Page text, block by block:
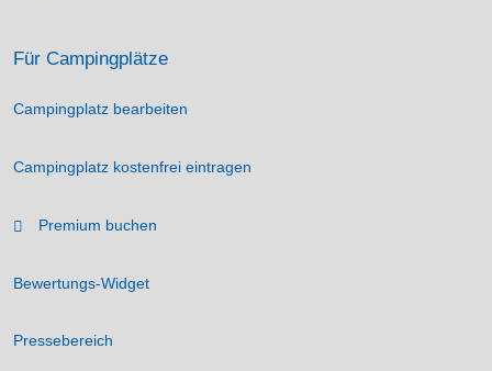
Für Campingplätze
Campingplatz bearbeiten
Campingplatz kostenfrei eintragen
Premium buchen
Bewertungs-Widget
Pressebereich